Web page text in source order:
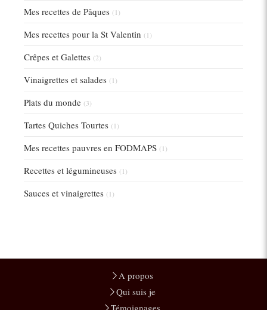
Mes recettes de Pâques (1)
Mes recettes pour la St Valentin (1)
Crêpes et Galettes (2)
Vinaigrettes et salades (1)
Plats du monde (3)
Tartes Quiches Tourtes (1)
Mes recettes pauvres en FODMAPS (1)
Recettes et légumineuses (1)
Sauces et vinaigrettes (1)
A propos
Qui suis je
Témoignages